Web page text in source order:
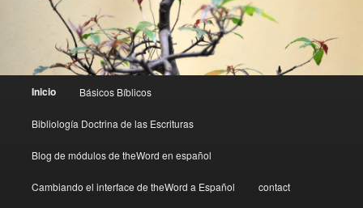
principal
Inicio Básicos Bíblicos
Bibliología Doctrina de las Escrituras
Blog de módulos de theWord en español
Cambiando el interface de theWord a Español contact